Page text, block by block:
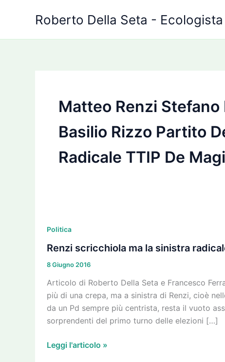
Roberto Della Seta -
Matteo Renzi
Basilio Rizzo Partito
Radicale TTIP De
Politica
Renzi scricchiola ma la sinistra
8 Giugno 2016
Articolo di Roberto Della Seta e Francesco
più di una crepa, ma a sinistra di Renzi, cioè
da un Pd sempre più centrista, resta il vuoto
sorprendenti del primo turno delle elezioni […]
scricchiola
ma
sinistra
radicale
sprofonda
Leggi l'articolo »